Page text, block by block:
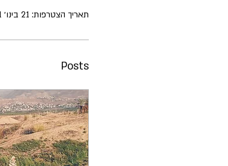
תאריך הצטרפות: 21 בינו׳ 2021
Posts